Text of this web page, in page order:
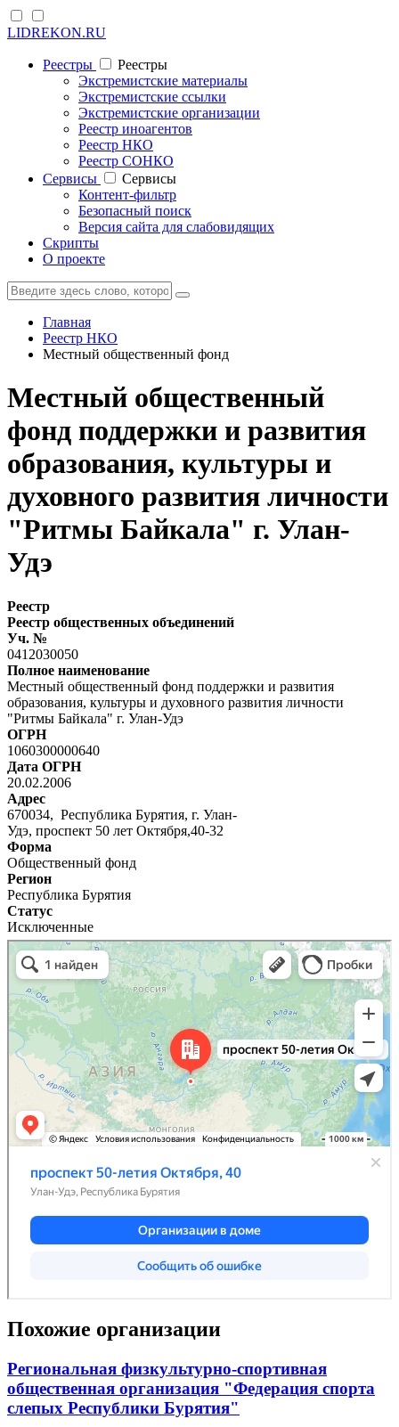
LIDREKON.RU
Реестры
Реестры
Экстремистские материалы
Экстремистские ссылки
Экстремистские организации
Реестр иноагентов
Реестр НКО
Реестр СОНКО
Cервисы
Cервисы
Контент-фильтр
Безопасный поиск
Версия сайта для слабовидящих
Скрипты
О проекте
Главная
Реестр НКО
Местный общественный фонд
Местный общественный
фонд поддержки и развития
образования, культуры и
духовного развития личности
"Ритмы Байкала" г. Улан-
Удэ
Реестр
Реестр общественных объединений
Уч. №
0412030050
Полное наименование
Местный общественный фонд поддержки и развития
образования, культуры и духовного развития личности
"Ритмы Байкала" г. Улан-Удэ
ОГРН
1060300000640
Дата ОГРН
20.02.2006
Адрес
670034, Республика Бурятия, г. Улан-
Удэ, проспект 50 лет Октября,40-32
Форма
Общественный фонд
Регион
Республика Бурятия
Статус
Исключенные
Похожие организации
Региональная физкультурно-спортивная
общественная организация "Федерация спорта
слепых Республики Бурятия"